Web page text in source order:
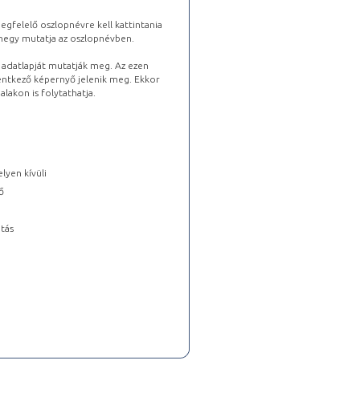
oszlopnévre kell kattintania
mutatja az oszlopnévben.
mutatják meg. Az ezen
képernyő jelenik meg. Ekkor
is folytathatja.
kívüli